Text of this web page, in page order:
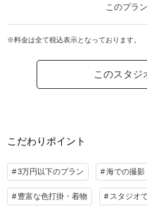
プ
撮影料 新
着・肌着＆草履＆小物レンタル２名分
申請料込／交通費・新郎ヘアメイク・
白無垢は要別途料金
このプラ
来店は撮影日だけ。準備はオンライ
までにご撮影を完了していただく方へ
①店舗内グレードアップ衣装が和洋
ミアムランク衣装は差額追加で着用
撮影料 新
着付け
アルバム デー
※料金は全て税込表示となっております。
このスタジ
こだわりポイント
3万円以下のプラン 海での撮影
豊富な色打掛・着物 スタジオ